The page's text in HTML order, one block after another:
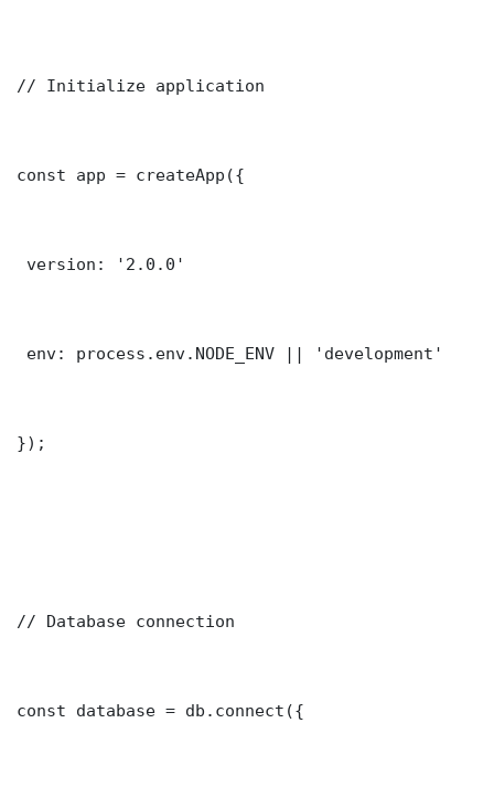
// Initialize application
const app = createApp({
version: '2.0.0'
env: process.env.NODE_ENV || 'development'
});
// Database connection
const database = db.connect({